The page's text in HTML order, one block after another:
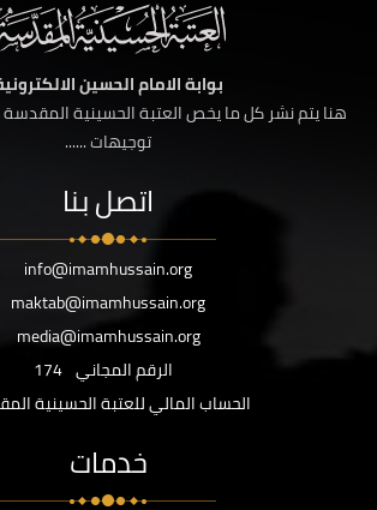
بوابة الامام الحسين
هنا يتم نشر كل ما يخص العتبة الحسينية المقدسة
توجيهات ......
اتصل بنا
info@imamhussain.org
maktab@imamhussain.org
media@imamhussain.org
الرقم المجاني 174
الحساب المالي للعتبة الحسينية
خدمات